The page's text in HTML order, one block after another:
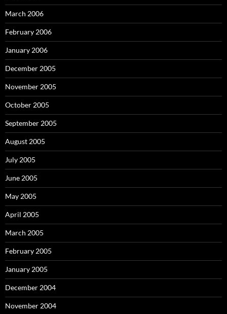
March 2006
February 2006
January 2006
December 2005
November 2005
October 2005
September 2005
August 2005
July 2005
June 2005
May 2005
April 2005
March 2005
February 2005
January 2005
December 2004
November 2004